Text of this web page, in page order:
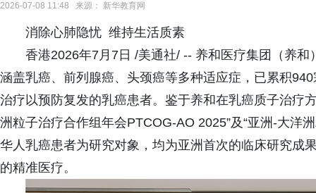
2026-07-08 11:48 来源： 新华教育网
消除心肺隐忧 维持生活质素
香港2026年7月7日 /美通社/ -- 养和医疗集团（养
涵盖乳癌、前列腺癌、头颈癌等多种适应症，已累积
治疗以预防复发的乳癌患者。鉴于养和在乳癌质子治疗
洲粒子治疗合作组年会PTCOG-AO 2025”及“亚洲-大洋
华人乳癌患者为研究对象，均为亚洲首次的临床研究成
的精准医疗。